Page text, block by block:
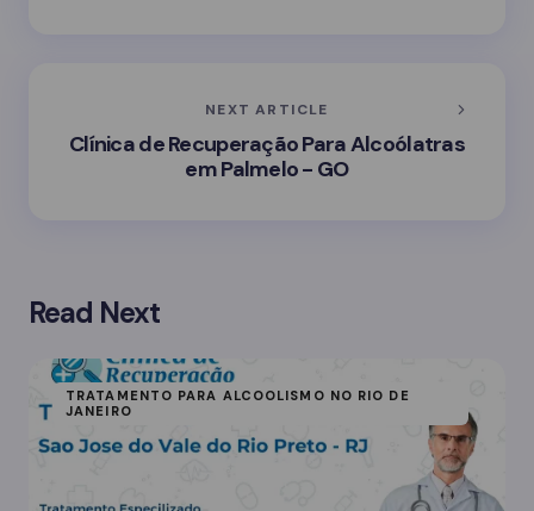
NEXT ARTICLE
Clínica de Recuperação Para Alcoólatras
em Palmelo - GO
Read Next
TRATAMENTO PARA ALCOOLISMO NO RIO DE
JANEIRO